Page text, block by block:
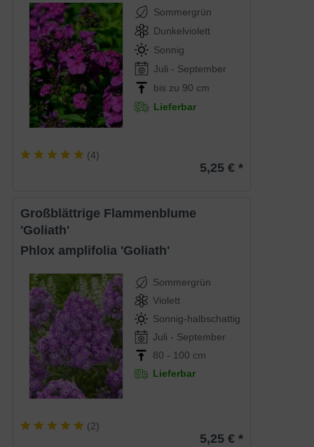
Sommergrün
Dunkelviolett
Sonnig
Juli - September
bis zu 90 cm
Lieferbar
(4)
5,25 € *
Großblättrige Flammenblume
'Goliath'
Phlox amplifolia 'Goliath'
Sommergrün
Violett
Sonnig-halbschattig
Juli - September
80 - 100 cm
Lieferbar
(2)
5,25 € *